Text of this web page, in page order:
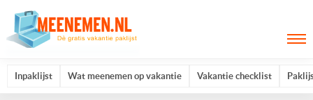
Inpaklijst Wat meenemen op vakantie Vakantie checklist